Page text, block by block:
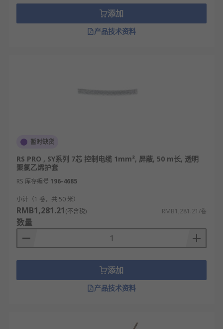
折，性价比高，适用于室内外常规工业设备线
安全警报电缆：专用屏蔽线缆，抗干扰能力
回路控制线路铺设。
楼宇建筑：商场、小区、写字楼消防系统、照
明系统、电梯控制系统布线。
号线路连接使用。
冶金化工：冶金设备、化工车间各类仪表仪器
信号传输与远程控制。
轨道交通：地铁、高铁站场内电气设备、信号
工程机械：大型工程设备、起重机械内部操控
线路与传感线路布设。
添加
产品技术资料
暂时缺货
RS PRO , SY系列 7芯 控制电缆 1mm², 屏蔽, 50 m长, 透明
聚氯乙烯护套
RS 库存编号 196-4685
小计（1 卷，共 50 米）
RMB1,281.21(不含税) RMB1,281.21/卷
数量
添加
产品技术资料